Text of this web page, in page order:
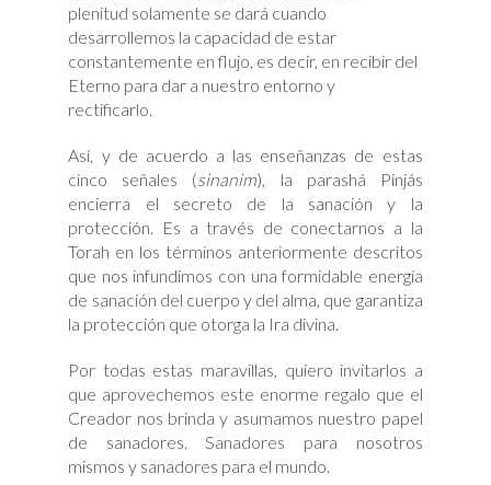
plenitud solamente se dará cuando
desarrollemos la capacidad de estar
constantemente en flujo, es decir, en recibir del
Eterno para dar a nuestro entorno y
rectificarlo.
Así, y de acuerdo a las enseñanzas de estas
cinco señales (sinanim), la parashá Pinjás
encierra el secreto de la sanación y la
protección. Es a través de conectarnos a la
Torah en los términos anteriormente descritos
que nos infundimos con una formidable energía
de sanación del cuerpo y del alma, que garantiza
la protección que otorga la Ira divina.
Por todas estas maravillas, quiero invitarlos a
que aprovechemos este enorme regalo que el
Creador nos brinda y asumamos nuestro papel
de sanadores. Sanadores para nosotros
mismos y sanadores para el mundo.